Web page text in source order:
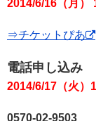
2014/6/16（月）
⇒チケットぴあ
電話申し込み
2014/6/17（火）
0570-02-9503